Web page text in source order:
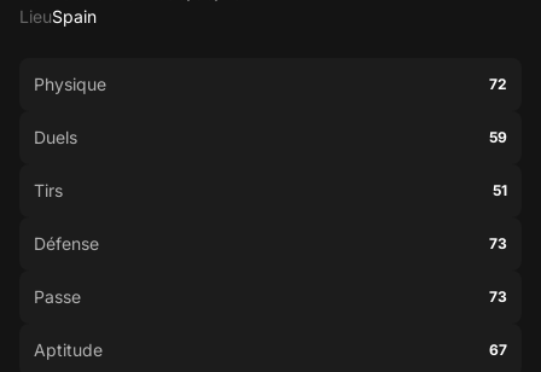
LieuSpain
Physique 72
Duels 59
Tirs 51
Défense 73
Passe 73
Aptitude 67